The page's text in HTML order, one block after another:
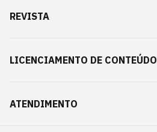
REVISTA
LICENCIAMENTO DE CONTEÚDO
ATENDIMENTO